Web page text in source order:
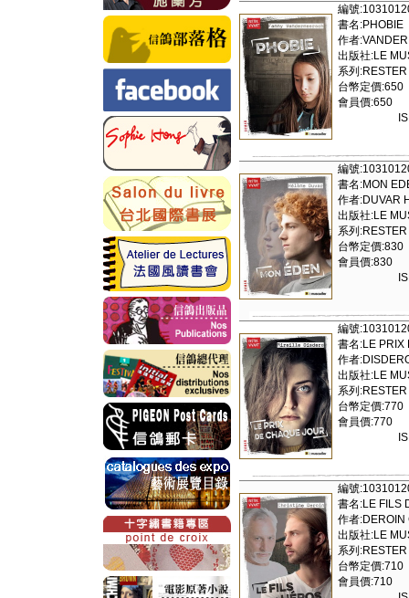
編號
書名:PHOBIE
作者
出版社:LE
系列
台幣定價:650
會員價:650
編號
書名:MON
作者:DUVAR
出版社:LE
系列
台幣定價:830
會員價:830
編號
書名:LE PRIX
作者
出版社:LE
系列
台幣定價:770
會員價:770
編號
書名:LE FILS
作者:DEROIN
出版社:LE
系列
台幣定價:710
會員價:710